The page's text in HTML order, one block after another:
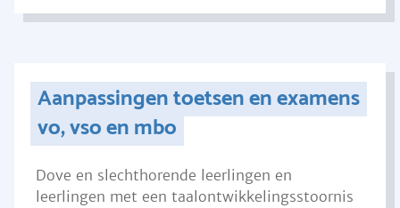
Aanpassingen toetsen en examens
vo, vso en mbo
Dove en slechthorende leerlingen en
leerlingen met een taalontwikkelingsstoornis